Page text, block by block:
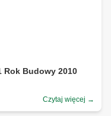
Rok Budowy 2010
Czytaj więcej →